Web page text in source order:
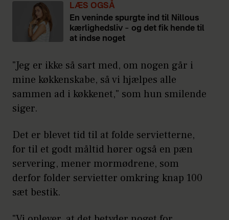
LÆS OGSÅ
En veninde spurgte ind til Nillous
kærlighedsliv – og det fik hende til
at indse noget
"Jeg er ikke så sart med, om nogen går i
mine køkkenskabe, så vi hjælpes alle
sammen ad i køkkenet," som hun smilende
siger.
Det er blevet tid til at folde servietterne,
for til et godt måltid hører også en pæn
servering, mener mormødrene, som
derfor folder servietter omkring knap 100
sæt bestik.